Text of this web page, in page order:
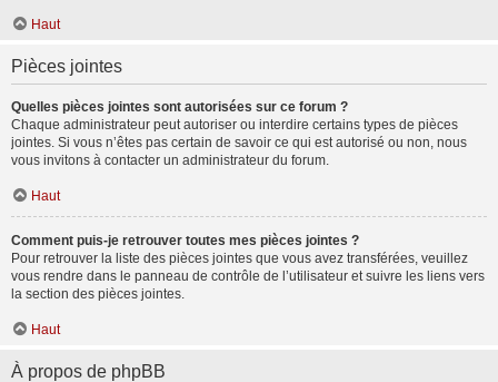
Haut
Pièces jointes
Quelles pièces jointes sont autorisées sur ce forum ?
Chaque administrateur peut autoriser ou interdire certains types de pièces
jointes. Si vous n’êtes pas certain de savoir ce qui est autorisé ou non, nous
vous invitons à contacter un administrateur du forum.
Haut
Comment puis-je retrouver toutes mes pièces jointes ?
Pour retrouver la liste des pièces jointes que vous avez transférées, veuillez
vous rendre dans le panneau de contrôle de l’utilisateur et suivre les liens vers
la section des pièces jointes.
Haut
À propos de phpBB